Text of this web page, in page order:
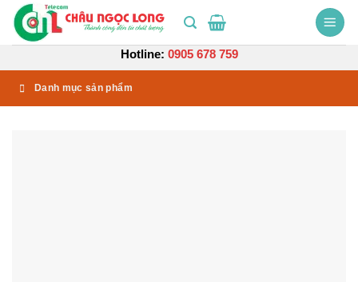
Bỏ
qua
Hotline: 0905 678 759
Danh mục sản phẩm